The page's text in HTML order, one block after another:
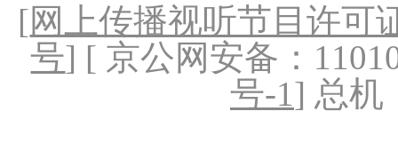
[网上传播视听节目许可
号] [ 京公网安备：
号-1] 总机